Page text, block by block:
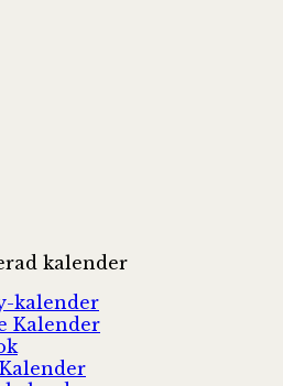
kalender
kalender
Kalender